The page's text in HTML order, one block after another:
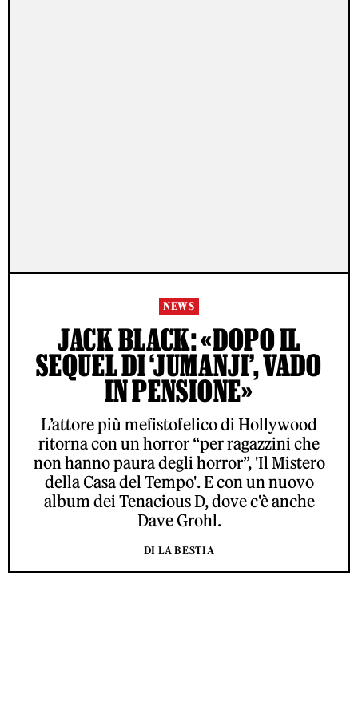
NEWS
JACK BLACK: «DOPO IL
SEQUEL DI ‘JUMANJI’, VADO
IN PENSIONE»
L’attore più mefistofelico di Hollywood
ritorna con un horror “per ragazzini che
non hanno paura degli horror”, 'Il Mistero
della Casa del Tempo'. E con un nuovo
album dei Tenacious D, dove c'è anche
Dave Grohl.
DI LA BESTIA